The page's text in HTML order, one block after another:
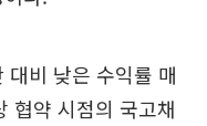
대비 낮은 수익률 매
협약 시점의 국고채